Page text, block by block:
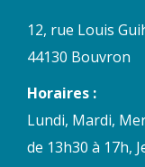
12, rue Louis
44130 Bouvron
Horaires :
Lundi, Mardi,
de 13h30 à 17h,